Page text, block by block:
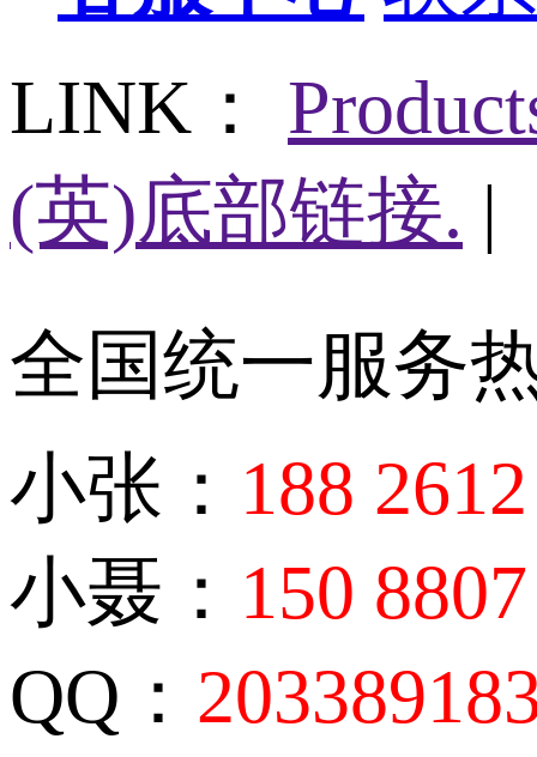
LINK：
(英)底部链接. |
全国统一服务
小张： 188
小聂： 150
QQ：